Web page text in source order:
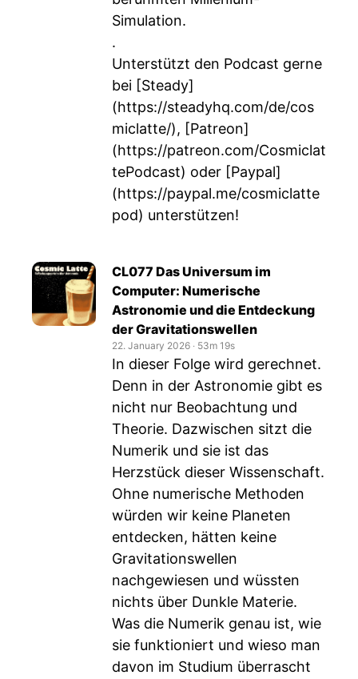
Simulation.
.
Unterstützt den Podcast gerne
bei [Steady]
(https://steadyhq.com/de/cos
miclatte/), [Patreon]
(https://patreon.com/Cosmiclat
tePodcast) oder [Paypal]
(https://paypal.me/cosmiclatte
pod) unterstützen!
CL077 Das Universum im
Computer: Numerische
Astronomie und die Entdeckung
der Gravitationswellen
22. January 2026 ‧ 53m 19s
In dieser Folge wird gerechnet.
Denn in der Astronomie gibt es
nicht nur Beobachtung und
Theorie. Dazwischen sitzt die
Numerik und sie ist das
Herzstück dieser Wissenschaft.
Ohne numerische Methoden
würden wir keine Planeten
entdecken, hätten keine
Gravitationswellen
nachgewiesen und wüssten
nichts über Dunkle Materie.
Was die Numerik genau ist, wie
sie funktioniert und wieso man
davon im Studium überrascht